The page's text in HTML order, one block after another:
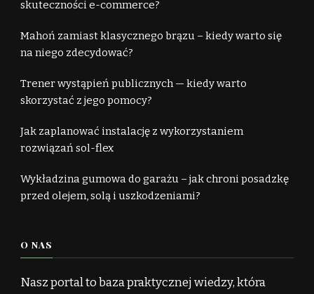
skuteczności e-commerce?
Mahoń zamiast klasycznego brązu – kiedy warto się
na niego zdecydować?
Trener wystąpień publicznych — kiedy warto
skorzystać z jego pomocy?
Jak zaplanować instalację z wykorzystaniem
rozwiązań sol-flex
Wykładzina gumowa do garażu – jak chroni posadzkę
przed olejem, solą i uszkodzeniami?
O NAS
Nasz portal to baza praktycznej wiedzy, która